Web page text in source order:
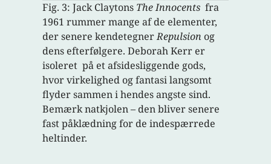
Fig. 3: Jack Claytons The Innocents fra
1961 rummer mange af de elementer,
der senere kendetegnerRepulsion og
dens efterfølgere. Deborah Kerr er
isoleret på et afsidesliggende gods,
hvor virkelighed og fantasi langsomt
flyder sammen i hendes angste sind.
Bemærk natkjolen – den bliver senere
fast påklædning for de indespærrede
heltinder.